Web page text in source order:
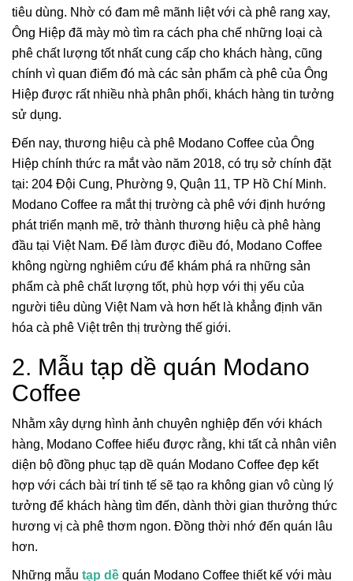
tiêu dùng. Nhờ có đam mê mãnh liệt với cà phê rang xay,
Ông Hiệp đã mày mò tìm ra cách pha chế những loại cà
phê chất lượng tốt nhất cung cấp cho khách hàng, cũng
chính vì quan điểm đó mà các sản phẩm cà phê của Ông
Hiệp được rất nhiều nhà phân phối, khách hàng tin tưởng
sử dụng.
Đến nay, thương hiệu cà phê Modano Coffee của Ông
Hiệp chính thức ra mắt vào năm 2018, có trụ sở chính đặt
tại: 204 Đội Cung, Phường 9, Quận 11, TP Hồ Chí Minh.
Modano Coffee ra mắt thị trường cà phê với định hướng
phát triển mạnh mẽ, trở thành thương hiệu cà phê hàng
đầu tại Việt Nam. Để làm được điều đó, Modano Coffee
không ngừng nghiêm cứu để khám phá ra những sản
phẩm cà phê chất lượng tốt, phù hợp với thị yếu của
người tiêu dùng Việt Nam và hơn hết là khẳng định văn
hóa cà phê Việt trên thị trường thế giới.
2. Mẫu tạp dề quán Modano
Coffee
Nhằm xây dựng hình ảnh chuyên nghiệp đến với khách
hàng, Modano Coffee hiểu được rằng, khi tất cả nhân viên
diện bộ đồng phục tạp dề quán Modano Coffee đẹp kết
hợp với cách bài trí tinh tế sẽ tạo ra không gian vô cùng lý
tưởng để khách hàng tìm đến, dành thời gian thưởng thức
hương vị cà phê thơm ngon. Đồng thời nhớ đến quán lâu
hơn.
Những mẫu tạp dề quán Modano Coffee thiết kế với màu